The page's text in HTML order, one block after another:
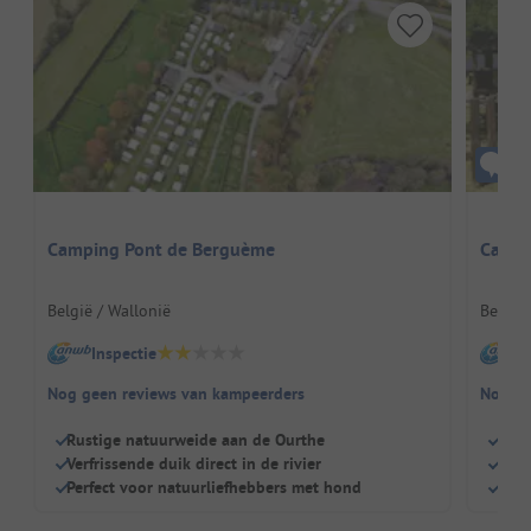
Camping Pont de Berguème
België / Wallonië
Inspectie
Nog geen reviews van kampeerders
Rustige natuurweide aan de Ourthe
Verfrissende duik direct in de rivier
Perfect voor natuurliefhebbers met hond
België
Nog